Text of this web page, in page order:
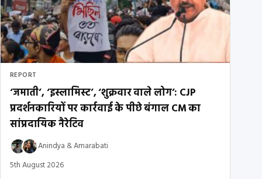
REPORT
‘जमाती’, ‘इस्लामिस्ट’, ‘शुक्रवार वाले लोग’: CJP
प्रदर्शनकारियों पर कार्रवाई के पीछे बंगाल CM का
सांप्रदायिक नैरेटिव
Anindya &Amarabati
5th August 2026